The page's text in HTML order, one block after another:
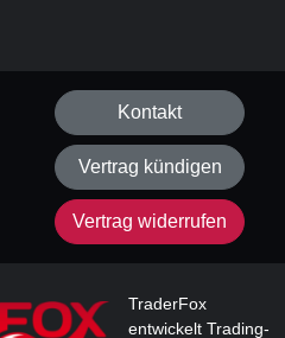
Kontakt
Vertrag kündigen
Vertrag widerrufen
TraderFox
entwickelt Trading-